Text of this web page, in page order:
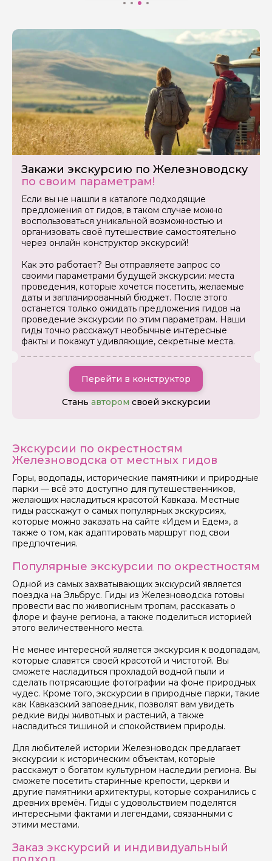
Закажи экскурсию по Железноводску
по своим параметрам!
Если вы не нашли в каталоге подходящие
предложения от гидов, в таком случае можно
воспользоваться уникальной возможностью и
организовать своё путешествие самостоятельно
через онлайн конструктор экскурсий!
Как это работает? Вы отправляете запрос со
своими параметрами будущей экскурсии: места
проведения, которые хочется посетить, желаемые
даты и запланированный бюджет. После этого
останется только ожидать предложения гидов на
проведение экскурсии по этим параметрам. Наши
гиды точно расскажут необычные интересные
факты и покажут удивляющие, секретные места.
Перейти в конструктор
Стань автором своей экскурсии
Экскурсии по окрестностям
Железноводска от местных гидов
Горы, водопады, исторические памятники и природные
парки — всё это доступно для путешественников,
желающих насладиться красотой Кавказа. Местные
гиды расскажут о самых популярных экскурсиях,
которые можно заказать на сайте «Идем и Едем», а
также о том, как адаптировать маршрут под свои
предпочтения.
Популярные экскурсии по окрестностям
Одной из самых захватывающих экскурсий является
поездка на Эльбрус. Гиды из Железноводска готовы
провести вас по живописным тропам, рассказать о
флоре и фауне региона, а также поделиться историей
этого величественного места.
Не менее интересной является экскурсия к водопадам,
которые славятся своей красотой и чистотой. Вы
сможете насладиться прохладой водной пыли и
сделать потрясающие фотографии на фоне природных
чудес. Кроме того, экскурсии в природные парки, такие
как Кавказский заповедник, позволят вам увидеть
редкие виды животных и растений, а также
насладиться тишиной и спокойствием природы.
Для любителей истории Железноводск предлагает
экскурсии к историческим объектам, которые
расскажут о богатом культурном наследии региона. Вы
сможете посетить старинные крепости, церкви и
другие памятники архитектуры, которые сохранились с
древних времён. Гиды с удовольствием поделятся
интересными фактами и легендами, связанными с
этими местами.
Заказ экскурсий и индивидуальный
Задайте свой вопрос гиду
Ваш номер телефона
Вопросы и комментарии
Если у вас есть интересующие вопросы, можете их
задать
Я даю своё согласие на обработку персональных
Отправить